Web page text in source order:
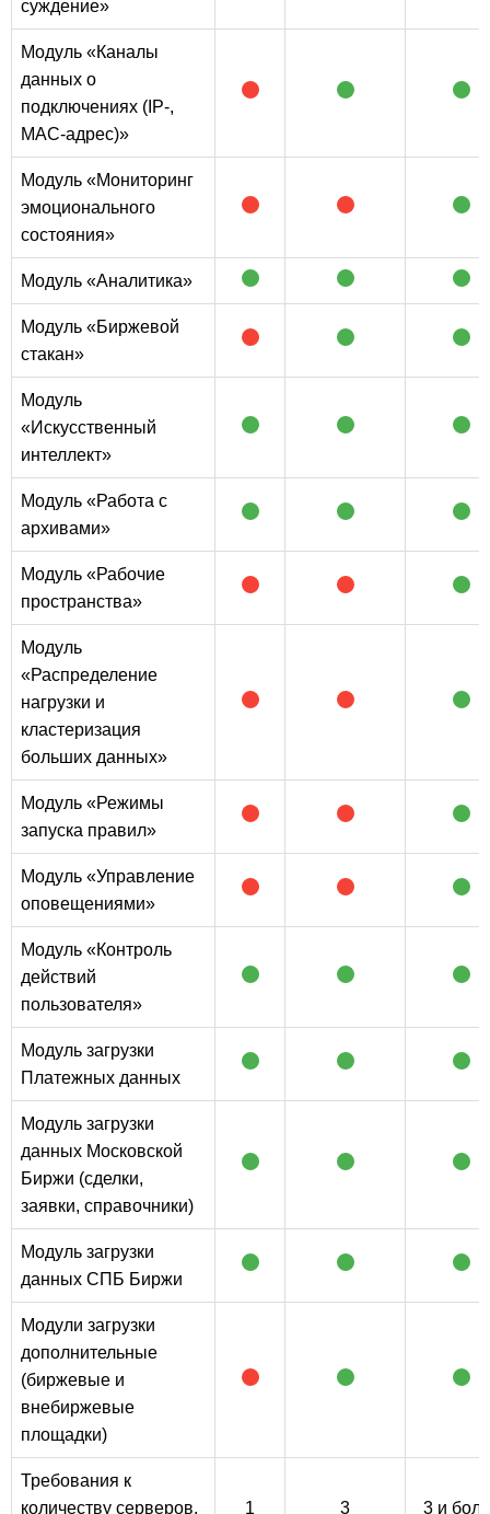
суждение»
Модуль «Каналы
данных о
подключениях (IP-,
MAC-адрес)»
Модуль «Мониторинг
эмоционального
состояния»
Модуль «Аналитика»
Модуль «Биржевой
стакан»
Модуль
«Искусственный
интеллект»
Модуль «Работа с
архивами»
Модуль «Рабочие
пространства»
Модуль
«Распределение
нагрузки и
кластеризация
больших данных»
Модуль «Режимы
запуска правил»
Модуль «Управление
оповещениями»
Модуль «Контроль
действий
пользователя»
Модуль загрузки
Платежных данных
Модуль загрузки
данных Московской
Биржи (сделки,
заявки, справочники)
Модуль загрузки
данных СПБ Биржи
Модули загрузки
дополнительные
(биржевые и
внебиржевые
площадки)
Требования к
количеству серверов,
1 3 3 и